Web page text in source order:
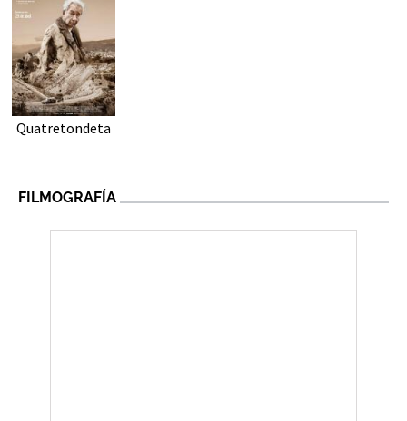
Quatretondeta
FILMOGRAFÍA